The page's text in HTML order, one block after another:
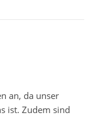
an, da unser
ist. Zudem sind